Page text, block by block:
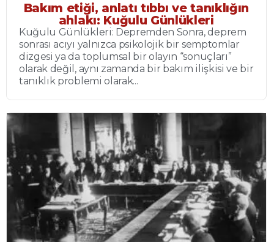
Bakım etiği, anlatı tıbbı ve tanıklığın
ahlakı: Kuğulu Günlükleri
Kuğulu Günlükleri: Depremden Sonra, deprem
sonrası acıyı yalnızca psikolojik bir semptomlar
dizgesi ya da toplumsal bir olayın “sonuçları”
olarak değil, aynı zamanda bir bakım ilişkisi ve bir
tanıklık problemi olarak...